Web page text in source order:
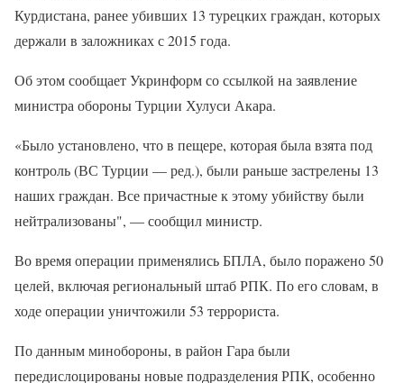
Курдистана, ранее убивших 13 турецких граждан, которых
держали в заложниках с 2015 года.
Об этом сообщает Укринформ со ссылкой на заявление
министра обороны Турции Хулуси Акара.
«Было установлено, что в пещере, которая была взята под
контроль (ВС Турции — ред.), были раньше застрелены 13
наших граждан. Все причастные к этому убийству были
нейтрализованы", — сообщил министр.
Во время операции применялись БПЛА, было поражено 50
целей, включая региональный штаб РПК. По его словам, в
ходе операции уничтожили 53 террориста.
По данным минобороны, в район Гара были
передислоцированы новые подразделения РПК, особенно